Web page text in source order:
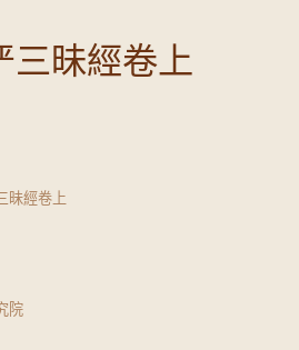
三昧經卷上
昧經卷上
院